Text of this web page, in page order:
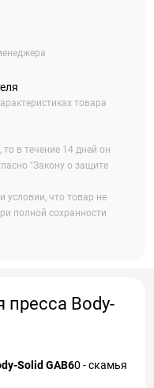
товара
в течение 14 дней он
"Закону о защите
условии, что товар не
полной сохранности
Body-
Solid GAB60 - скамья